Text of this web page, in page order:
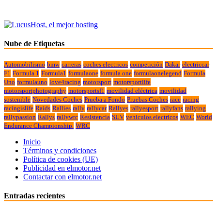
Nube de Etiquetas
Automobilismo bmw carreras coches electricos competición Dakar electriccar
F1 Formula 1 Formula1 formulaone formula one formulaonelegend Formula
Uno formulauno love4racing motorsport motorsportlife
motorsportphotography motorsportsf1 movilidad eléctrica movilidad
sostenible Novedades Coches Prueba a Fondo Pruebas Coches race racing
racingislife Raids Rallies rally rallycar Rallyes rallyesport rallyfans rallying
rallypassion Rallys rallywrc Resistencia SUV vehiculos electricos WEC World
Endurance Championship. WRC
Inicio
Términos y condiciones
Política de cookies (UE)
Publicidad en elmotor.net
Contactar con elmotor.net
Entradas recientes